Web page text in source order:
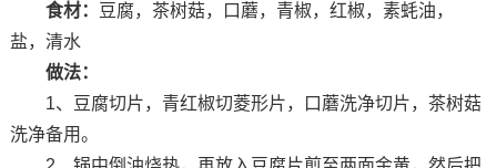
食材：
豆腐，茶树菇，口蘑，青椒，红椒，素蚝油，
盐，清水
做法：
1、豆腐切片，青红椒切菱形片，口蘑洗净切片，茶树菇
洗净备用。